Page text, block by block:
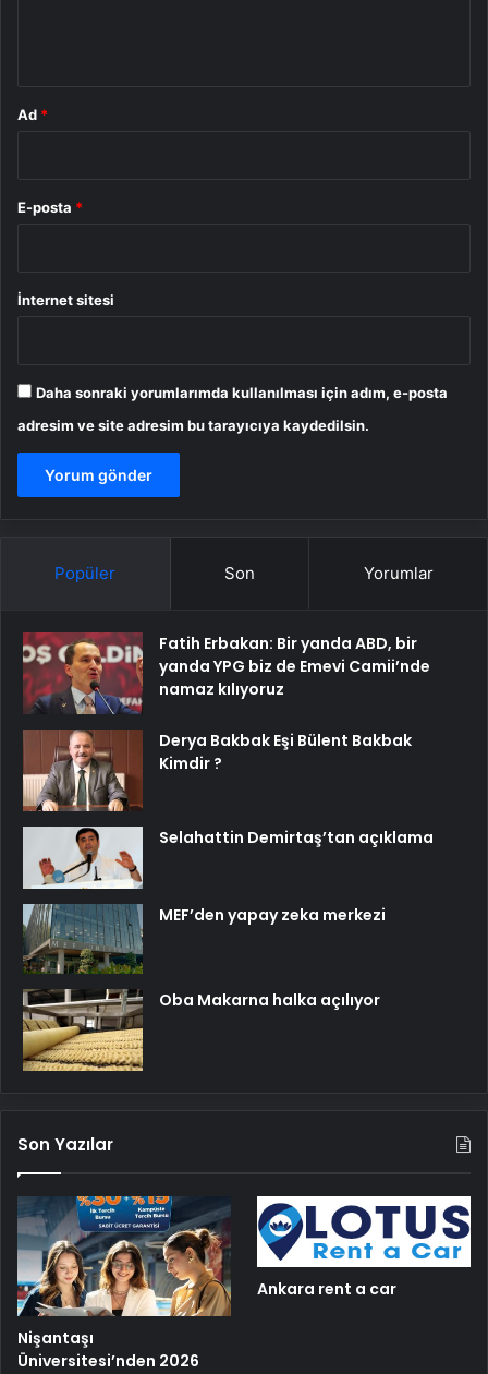
Ad *
E-posta *
İnternet sitesi
Daha sonraki yorumlarımda kullanılması için adım, e-posta
adresim ve site adresim bu tarayıcıya kaydedilsin.
Popüler Son Yorumlar
Fatih Erbakan: Bir yanda ABD, bir
yanda YPG biz de Emevi Camii’nde
namaz kılıyoruz
Derya Bakbak Eşi Bülent Bakbak
Kimdir ?
Selahattin Demirtaş’tan açıklama
MEF’den yapay zeka merkezi
Oba Makarna halka açılıyor
Son Yazılar
Nişantaşı
Üniversitesi’nden 2026
Ankara rent a car